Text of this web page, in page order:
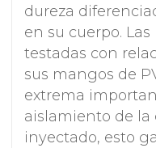
dureza
en su cuerpo.
testadas con
sus mangos de
extrema
aislamiento de la
inyectado, esto